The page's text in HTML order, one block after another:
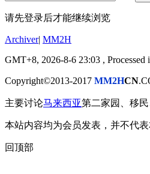
请先登录后才能继续浏览
Archiver| MM2H
GMT+8, 2026-8-6 23:03 , Processed
Copyright©2013-2017 MM2HCN
主要讨论马来西亚第二家园、移
本站内容均为会员发表，并不代表
回顶部